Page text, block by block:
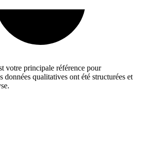
votre principale référence pour
données qualitatives ont été structurées et